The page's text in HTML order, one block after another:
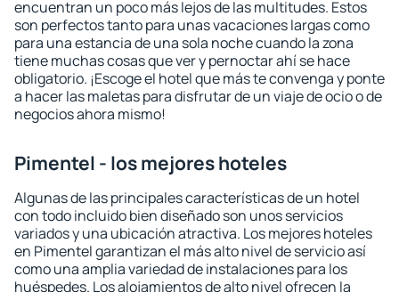
encuentran un poco más lejos de las multitudes. Estos
son perfectos tanto para unas vacaciones largas como
para una estancia de una sola noche cuando la zona
tiene muchas cosas que ver y pernoctar ahí se hace
obligatorio. ¡Escoge el hotel que más te convenga y ponte
a hacer las maletas para disfrutar de un viaje de ocio o de
negocios ahora mismo!
Pimentel - los mejores hoteles
Algunas de las principales características de un hotel
con todo incluido bien diseñado son unos servicios
variados y una ubicación atractiva. Los mejores hoteles
en Pimentel garantizan el más alto nivel de servicio así
como una amplia variedad de instalaciones para los
huéspedes. Los alojamientos de alto nivel ofrecen la